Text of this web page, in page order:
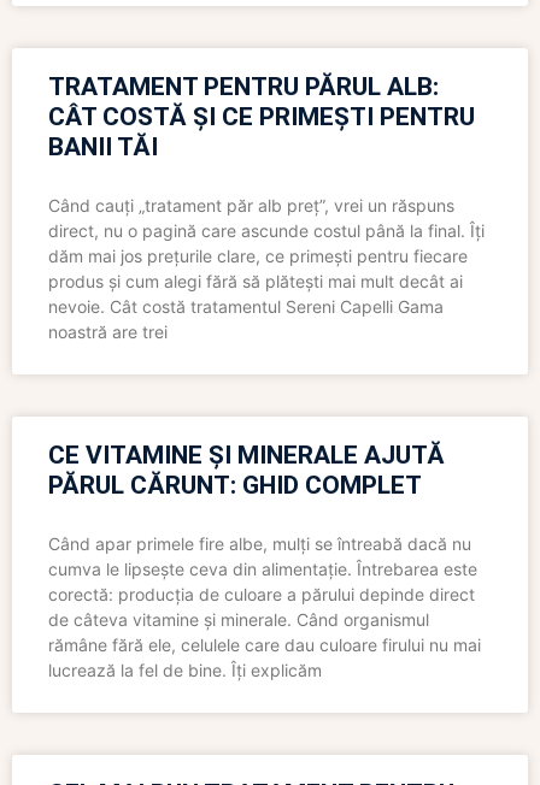
TRATAMENT PENTRU PĂRUL ALB:
CÂT COSTĂ ȘI CE PRIMEȘTI PENTRU
BANII TĂI
Când cauți „tratament păr alb preț”, vrei un răspuns
direct, nu o pagină care ascunde costul până la final. Îți
dăm mai jos prețurile clare, ce primești pentru fiecare
produs și cum alegi fără să plătești mai mult decât ai
nevoie. Cât costă tratamentul Sereni Capelli Gama
noastră are trei
CE VITAMINE ȘI MINERALE AJUTĂ
PĂRUL CĂRUNT: GHID COMPLET
Când apar primele fire albe, mulți se întreabă dacă nu
cumva le lipsește ceva din alimentație. Întrebarea este
corectă: producția de culoare a părului depinde direct
de câteva vitamine și minerale. Când organismul
rămâne fără ele, celulele care dau culoare firului nu mai
lucrează la fel de bine. Îți explicăm